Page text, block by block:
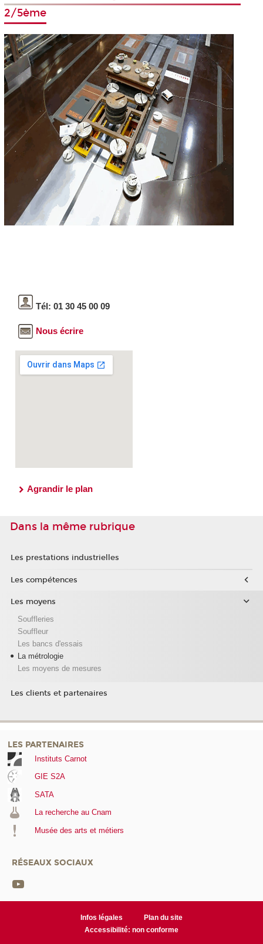
2/5ème
Tél: 01 30 45 00 09
Nous écrire
Agrandir le plan
Dans la même rubrique
Les prestations industrielles
Les compétences
Les moyens
Souffleries
Souffleur
Les bancs d'essais
La métrologie
Les moyens de mesures
Les clients et partenaires
LES PARTENAIRES
Instituts Carnot
GIE S2A
SATA
La recherche au Cnam
Musée des arts et métiers
RÉSEAUX SOCIAUX
Infos légales
Plan du site
Accessibilité: non conforme